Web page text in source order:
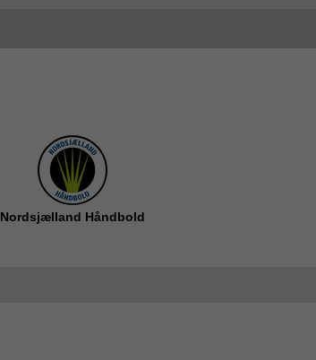
Nordsjælland Håndbold